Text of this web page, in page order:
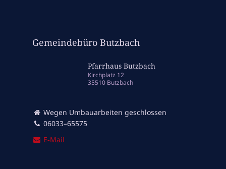
Gemeindebüro Butzbach
Pfarrhaus Butzbach
Kirchplatz 12
35510 Butzbach
Wegen Umbauarbeiten geschlossen
06033–65575
E‑Mail